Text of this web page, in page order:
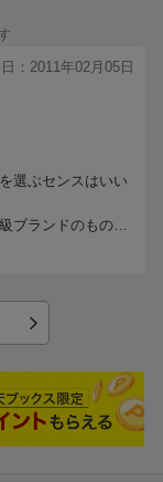
なに共感してくれ
ず素直に感謝出来
：2011年02月05日
選ぶセンスはいい
ブランドのものば
ブログで拝見する
がないのではと思
した。
。